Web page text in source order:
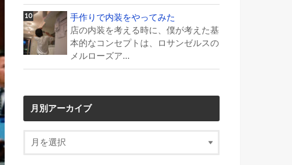
手作りで内装をやってみた
店の内装を考える時に、僕が考えた基
本的なコンセプトは、ロサンゼルスの
メルローズア...
月別アーカイブ